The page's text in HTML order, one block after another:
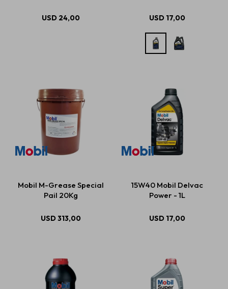
USD 24,00 USD 17,00
Mobil M-Grease Special
Pail 20Kg
USD313,00
15W40 Mobil Delvac
Power - 1L
USD 17,00
Estética automotriz
Repuestos
Servicios